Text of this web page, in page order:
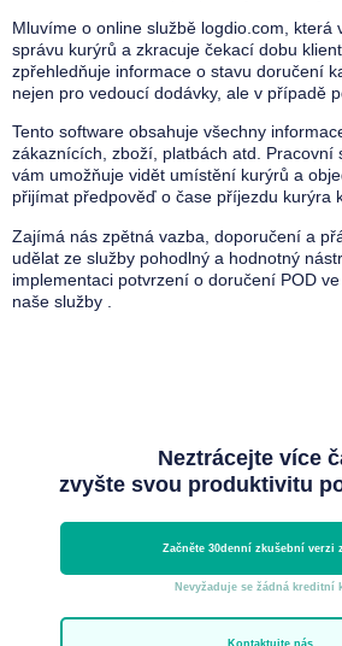
Mluvíme o online službě logdio.com, která
správu kurýrů a zkracuje čekací dobu
zpřehledňuje informace o stavu doručení
nejen pro vedoucí dodávky, ale v případě
Tento software obsahuje všechny
zákaznících, zboží, platbách atd. Pracovní
vám umožňuje vidět umístění kurýrů a
přijímat předpověď o čase příjezdu kurýra
Zajímá nás zpětná vazba, doporučení a
udělat ze služby pohodlný a hodnotný
implementaci potvrzení o doručení POD ve
naše služby
Neztrácejte více
zvyšte svou produktivitu
Začněte 30denní zkušební verzi
Nevyžaduje se žádná kreditní
Kontaktujte nás